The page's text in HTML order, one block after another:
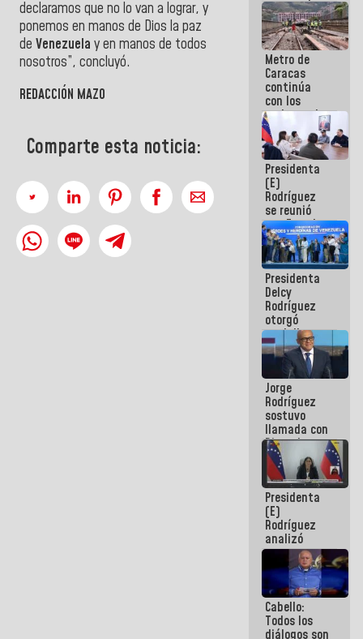
declaramos que no lo van a lograr, y
ponemos en manos de Dios la paz
de Venezuela y en manos de todos
nosotros”, concluyó.
REDACCIÓN MAZO
Comparte esta noticia:
contra el
Pueblo
Metro de
Caracas
continúa
con los
trabajos de
mantenimiento
e inspección
en la Línea 2
Presidenta
(E)
Rodríguez
se reunió
con Estado
Mayor
Eléctrico
para
abordar
planes de
acción
Presidenta
Delcy
Rodríguez
otorgó
medalla
"Héroe de
Venezuela"
a servidores
públicos
Jorge
Rodríguez
sostuvo
llamada con
Dinorah
Figuera y
acuerdan
primer
encuentro
presencial
para el
diálogo
Presidenta
(E)
Rodríguez
analizó
junto a
gobernadores
planes de
recuperación
del Sistema
Eléctrico
Cabello:
Todos los
diálogos son